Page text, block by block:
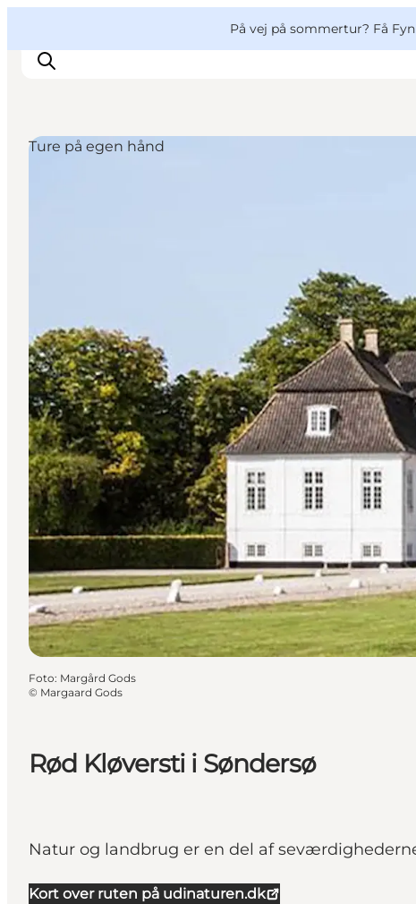
På vej på sommertur? Få
Rød Kløversti i Søndersø
Natur og landbrug er en del af
Kort over ruten på udinaturen.dk
Ture på egen hånd
Foto: Margård Gods
© Margaard Gods